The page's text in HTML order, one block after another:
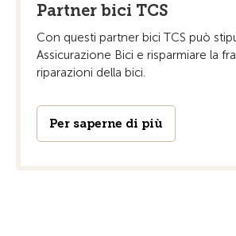
Partner bici TCS
Con questi partner bici TCS può
Assicurazione Bici e risparmiare la
riparazioni della bici.
Per saperne di più